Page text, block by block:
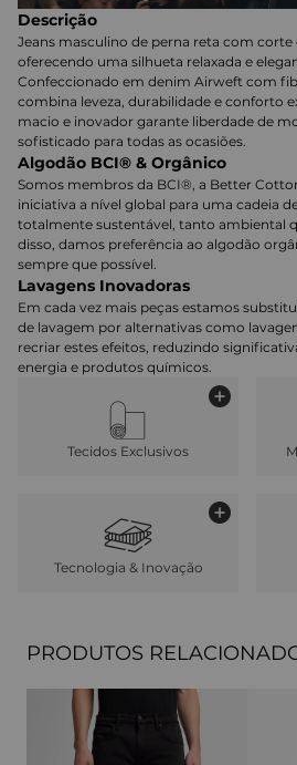
Descrição
Jeans masculino de perna reta com corte
oferecendo uma silhueta relaxada e
Confeccionado em denim Airweft com
combina leveza, durabilidade e conforto
macio e inovador garante liberdade de
sofisticado para todas as ocasiões.
Algodão BCI® & Orgânico
Somos membros da BCI®, a Better
iniciativa a nível global para uma cadeia
totalmente sustentável, tanto ambiental
disso, damos preferência ao algodão
sempre que possível.
Lavagens Inovadoras
Em cada vez mais peças estamos
de lavagem por alternativas como
recriar estes efeitos, reduzindo
energia e produtos químicos.
Tecidos Exclusivos
Tecnologia & Inovação
PRODUTOS